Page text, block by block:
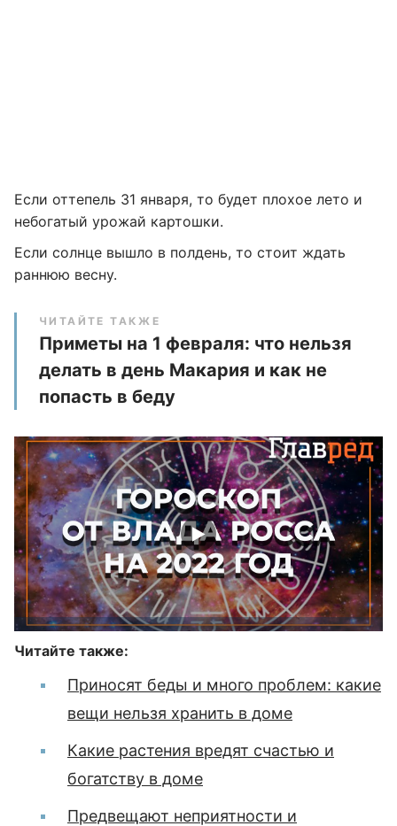
Если оттепель 31 января, то будет плохое лето и
небогатый урожай картошки.
Если солнце вышло в полдень, то стоит ждать
раннюю весну.
ЧИТАЙТЕ ТАКЖЕ
Приметы на 1 февраля: что нельзя
делать в день Макария и как не
попасть в беду
Читайте также:
Приносят беды и много проблем: какие
вещи нельзя хранить в доме
Какие растения вредят счастью и
богатству в доме
Предвещают неприятности и